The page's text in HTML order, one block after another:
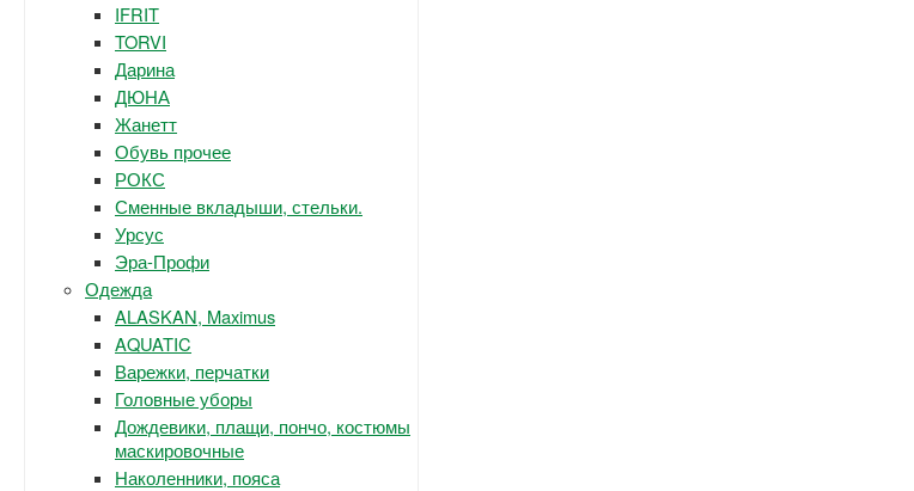
IFRIT
TORVI
Дарина
ДЮНА
Жанетт
Обувь прочее
РОКС
Сменные вкладыши, стельки.
Урсус
Эра-Профи
Одежда
ALASKAN, Maximus
AQUATIC
Варежки, перчатки
Головные уборы
Дождевики, плащи, пончо, костюмы
маскировочные
Наколенники, пояса